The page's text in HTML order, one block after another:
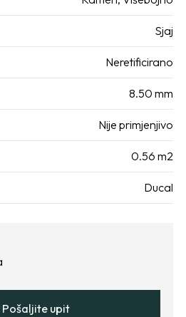
Sjaj
Neretificirano
8.50 mm
Nije primjenjivo
0.56 m2
Ducal
Pošaljite upit